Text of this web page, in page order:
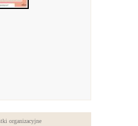
organizacyjne